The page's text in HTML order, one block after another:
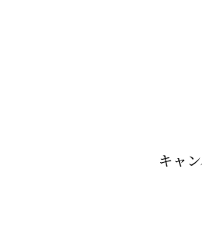
キャ